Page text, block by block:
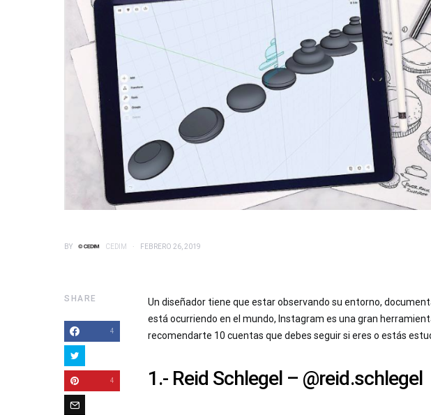
BY CEDIM FEBRERO 26, 2019
SHARE
4
4
Un diseñador tiene que estar observando su entorno,
está ocurriendo en el mundo, Instagram es una gran
recomendarte 10 cuentas que debes seguir si eres o estás
1.- Reid Schlegel – @reid.schlegel